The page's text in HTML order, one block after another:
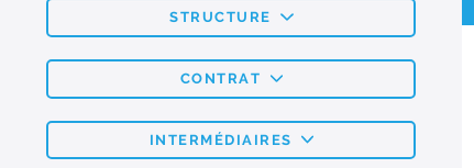
STRUCTURE
CONTRAT
INTERMÉDIAIRES